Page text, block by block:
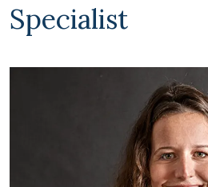
Specialist